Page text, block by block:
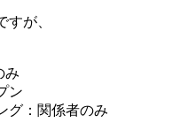
が、
み
ン
グ：関係者のみ